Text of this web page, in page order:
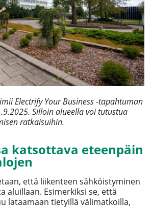
Electrify Your Business -tapahtuman
Silloin alueella voi tutustua
ratkaisuihin.
katsottava eteenpäin
että liikenteen sähköistyminen
aluillaan. Esimerkiksi se, että
lataamaan tietyillä välimatkoilla,